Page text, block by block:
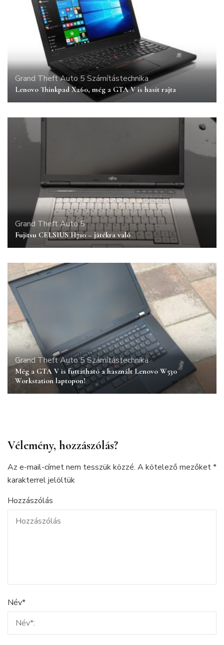
Grand Theft Auto 5 Számítástechnika
Lenovo Thinkpad X260, még a GTA V is hasít rajta
Grand Theft Auto 5
Fujitsu CELSIUS H710 – játékra való
Grand Theft Auto 5Számítástechnika
Még a GTA V is futtatható a használt Lenovo W530
Workstation laptopon!
Vélemény, hozzászólás?
Az e-mail-címet nem tesszük közzé. A kötelező mezőket*
karakterrel jelöltük
Hozzászólás
Név*